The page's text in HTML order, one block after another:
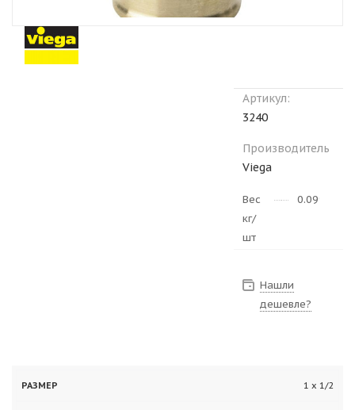
Артикул:
3240
Производитель
Viega
Вес
кг/
шт
0.0994
Нашли
дешевле?
1 х 1/2